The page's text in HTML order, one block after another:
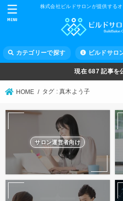
株式会社ビルドサロンが提供する
カテゴリーで探す ビルドサロ
MENU
現在687 記事を
HOME タグ : 真木よう子
サロン運営者向け